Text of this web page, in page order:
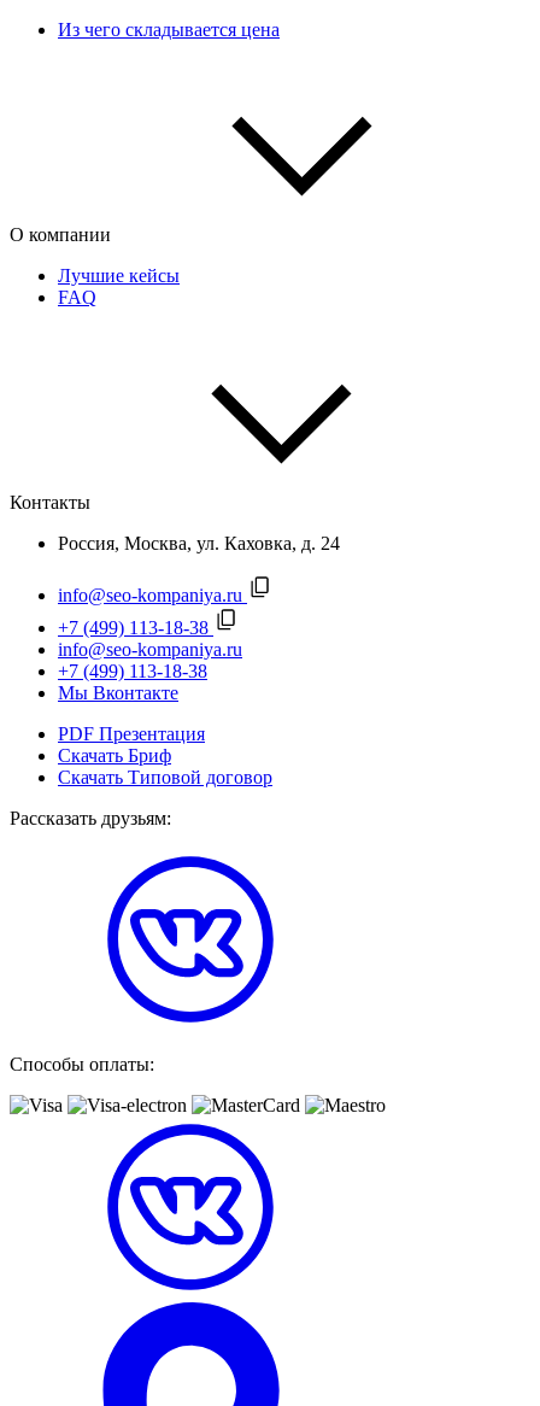
Из чего складывается цена
О компании
Лучшие кейсы
FAQ
Контакты
Россия, Москва, ул. Каховка, д. 24
info@seo-kompaniya.ru
+7 (499) 113-18-38
info@seo-kompaniya.ru
+7 (499) 113-18-38
Мы Вконтакте
PDF Презентация
Скачать Бриф
Скачать Типовой договор
Рассказать друзьям:
Способы оплаты: